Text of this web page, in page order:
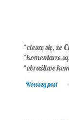
*cieszę się, że
*komentarze
*obraźliwe
Nowszy post